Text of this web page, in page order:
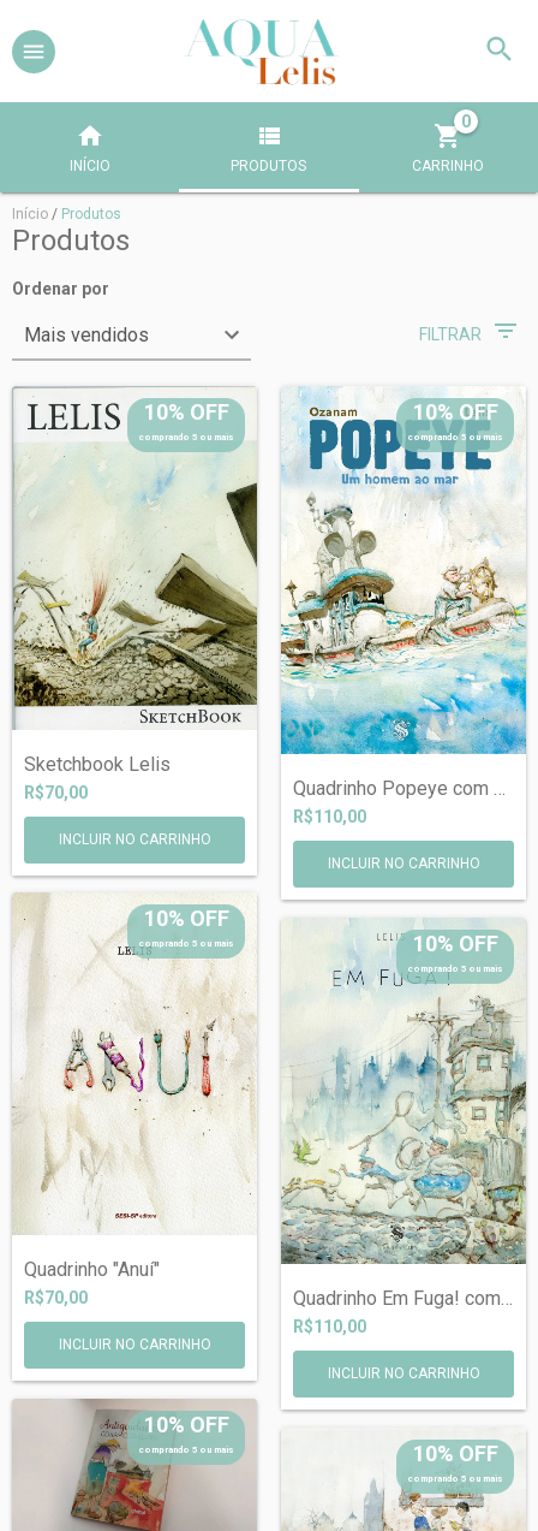
INÍCIO PRODUTOS CARRINHO
0
Início / Produtos
Produtos
Ordenar por
FILTRAR
10% OFF
comprando 5 ou mais
Sketchbook Lelis
R$70,00
10% OFF
comprando 5 ou mais
Quadrinho Popeye com dedicatória persona...
R$110,00
10% OFF
comprando 5 ou mais
Quadrinho "Anuí"
R$70,00
10% OFF
comprando 5 ou mais
Quadrinho Em Fuga! com dedicatória perso...
R$110,00
10% OFF
comprando 5 ou mais 10% OFF
comprando 5 ou mais